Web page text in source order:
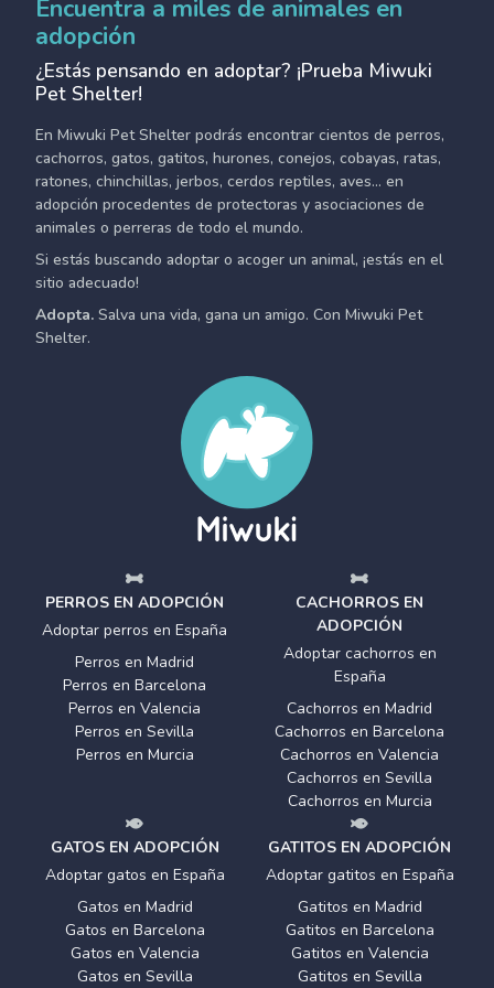
Encuentra a miles de animales en
adopción
¿Estás pensando en adoptar? ¡Prueba Miwuki
Pet Shelter!
En Miwuki Pet Shelter podrás encontrar cientos de perros,
cachorros, gatos, gatitos, hurones, conejos, cobayas, ratas,
ratones, chinchillas, jerbos, cerdos reptiles, aves... en
adopción procedentes de protectoras y asociaciones de
animales o perreras de todo el mundo.
Si estás buscando adoptar o acoger un animal, ¡estás en el
sitio adecuado!
Adopta. Salva una vida, gana un amigo. Con Miwuki Pet
Shelter.
PERROS EN ADOPCIÓN
Adoptar perros en España
Perros en Madrid
Perros en Barcelona
Perros en Valencia
Perros en Sevilla
Perros en Murcia
CACHORROS EN
ADOPCIÓN
Adoptar cachorros en
España
Cachorros en Madrid
Cachorros en Barcelona
Cachorros en Valencia
Cachorros en Sevilla
Cachorros en Murcia
GATOS EN ADOPCIÓN
Adoptar gatos en España
Gatos en Madrid
Gatos en Barcelona
Gatos en Valencia
Gatos en Sevilla
GATITOS EN ADOPCIÓN
Adoptar gatitos en España
Gatitos en Madrid
Gatitos en Barcelona
Gatitos en Valencia
Gatitos en Sevilla